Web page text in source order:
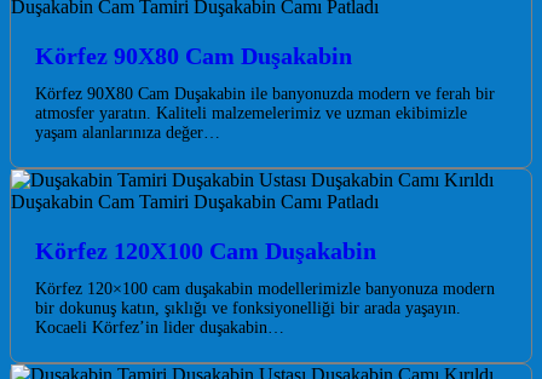
Körfez 90X80 Cam Duşakabin
Körfez 90X80 Cam Duşakabin ile banyonuzda modern ve ferah bir
atmosfer yaratın. Kaliteli malzemelerimiz ve uzman ekibimizle
yaşam alanlarınıza değer…
Körfez 120X100 Cam Duşakabin
Körfez 120×100 cam duşakabin modellerimizle banyonuza modern
bir dokunuş katın, şıklığı ve fonksiyonelliği bir arada yaşayın.
Kocaeli Körfez’in lider duşakabin…